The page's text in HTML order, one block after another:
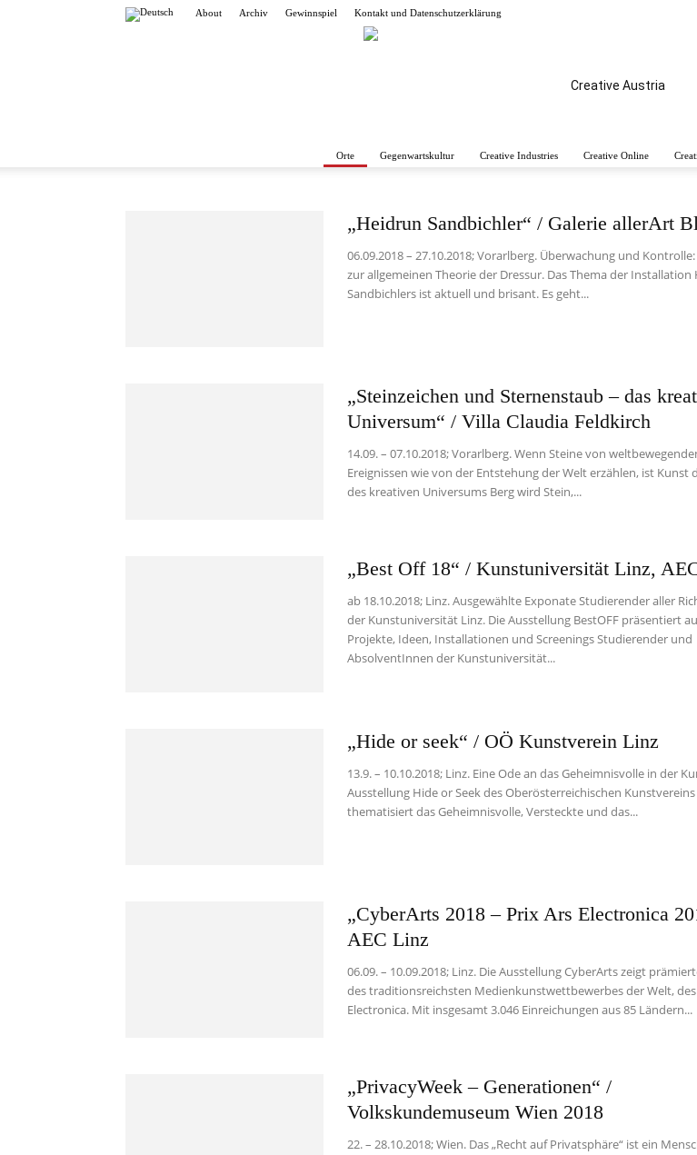
About Archiv Gewinnspiel Kontakt und Datenschutzerklärung
Orte Gegenwartskultur Creative Industries Creative Online
„Heidrun Sandbichler“ / Galerie allerArt
06.09.2018 – 27.10.2018; Vorarlberg. Überwachung und
zur allgemeinen Theorie der Dressur. Das Thema der Installation
Sandbichlers ist aktuell und brisant. Es geht...
„Steinzeichen und Sternenstaub – das
Universum“ / Villa Claudia Feldkirch
14.09. – 07.10.2018; Vorarlberg. Wenn Steine von
Ereignissen wie von der Entstehung der Welt erzählen, ist Kunst
des kreativen Universums Berg wird Stein,...
„Best Off 18“ / Kunstuniversität Linz,
ab 18.10.2018; Linz. Ausgewählte Exponate Studierender aller
der Kunstuniversität Linz. Die Ausstellung BestOFF präsentiert
Projekte, Ideen, Installationen und Screenings Studierender und
AbsolventInnen der Kunstuniversität...
„Hide or seek“ / OÖ Kunstverein Linz
13.9. – 10.10.2018; Linz. Eine Ode an das Geheimnisvolle in der
Ausstellung Hide or Seek des Oberösterreichischen Kunstvereins
thematisiert das Geheimnisvolle, Versteckte und das...
„CyberArts 2018 – Prix Ars Electronica
AEC Linz
06.09. – 10.09.2018; Linz. Die Ausstellung CyberArts zeigt
des traditionsreichsten Medienkunstwettbewerbes der Welt, des
Electronica. Mit insgesamt 3.046 Einreichungen aus 85 Ländern...
„PrivacyWeek – Generationen“ /
Volkskundemuseum Wien 2018
22. – 28.10.2018; Wien. Das „Recht auf Privatsphäre“ ist ein